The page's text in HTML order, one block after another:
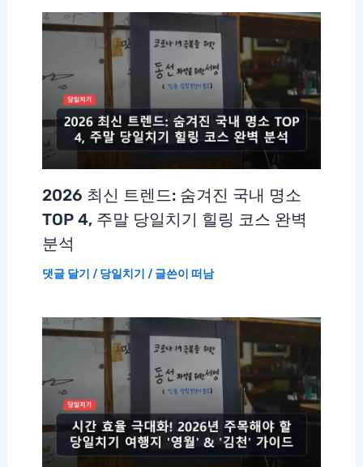
2026 최신 트렌드: 숨겨진 국내 명소
TOP 4, 주말 당일치기 힐링 코스 완벽
분석
댓글 달기 / 당일치기 / 글쓴이 떠남